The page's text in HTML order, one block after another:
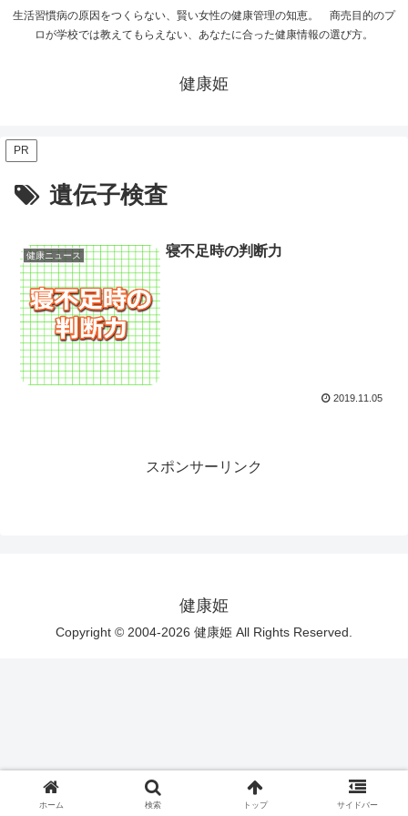
生活習慣病の原因をつくらない、賢い女性の健康管理の知恵。 商売目的のプ
ロが学校では教えてもらえない、あなたに合った健康情報の選び方。
健康姫
PR
遺伝子検査
健康ニュース 寝不足時の判断力
2019.11.05
スポンサーリンク
健康姫
Copyright © 2004-2026 健康姫 All Rights Reserved.
ホーム 検索 トップ サイドバー